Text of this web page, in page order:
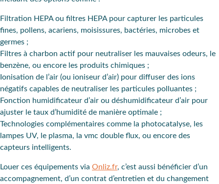
Filtration HEPAou filtres HEPApour capturer les particules
fines, pollens, acariens, moisissures, bactéries, microbes et
germes ;
Filtres à charbon actif pour neutraliser les mauvaises odeurs, le
benzène, ou encore les produits chimiques ;
Ionisation de l’air (ou ioniseur d’air) pour diffuser des ions
négatifs capables de neutraliser les particules polluantes ;
Fonction humidificateur d’air ou déshumidificateur d’air pour
ajuster le taux d’humidité de manière optimale ;
Technologies complémentaires comme la photocatalyse, les
lampes UV, le plasma, la vmc double flux, ou encore des
capteurs intelligents.
Louer ces équipements via Onliz.fr, c’est aussi bénéficier d’un
accompagnement, d’un contrat d’entretien et du changement